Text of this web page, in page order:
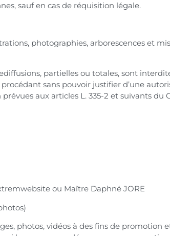
sauf en cas de réquisition légale.
photographies, arborescences et
partielles ou totales, sont
sans pouvoir justifier d’une
aux articles L. 335-2 et suivants du
ou Maître Daphné JORE
photos, vidéos à des fins de promotion